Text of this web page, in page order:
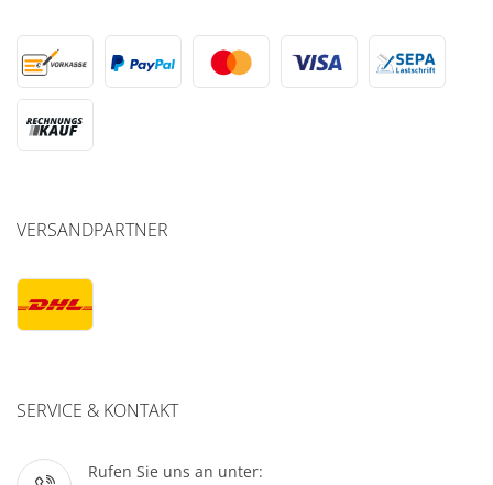
VERSANDPARTNER
SERVICE & KONTAKT
Rufen Sie uns an unter: